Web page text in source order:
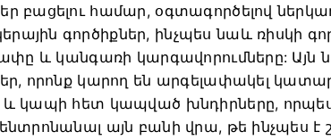
բացելու համար, օգտագործելով
գործիքներ, ինչպես նաև ռիսկի
և կանգառի կարգավորումները: Այն
որոնք կարող են արգելափակել
կապի հետ կապված խնդիրները,
այն բանի վրա, թե ինչպես է